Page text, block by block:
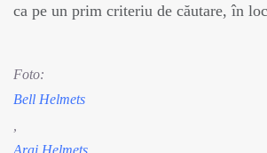
ca pe un prim criteriu de căutare, în
Foto:
Bell Helmets
Arai Helmets